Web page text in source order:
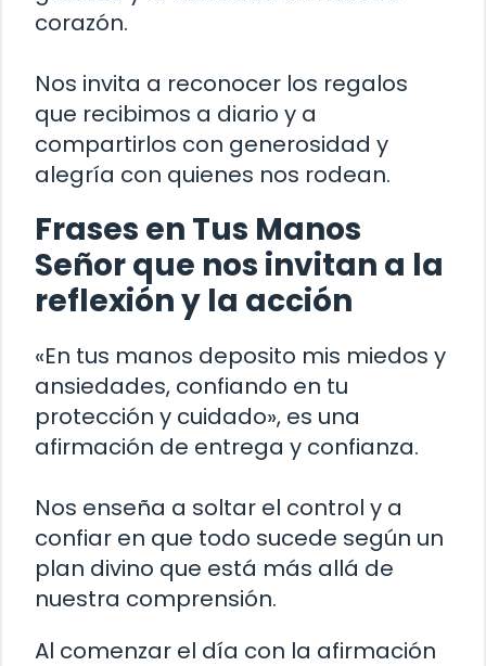
corazón.
Nos invita a reconocer los regalos
que recibimos a diario y a
compartirlos con generosidad y
alegría con quienes nos rodean.
Frases en Tus Manos
Señor que nos invitan a la
reflexión y la acción
«En tus manos deposito mis miedos y
ansiedades, confiando en tu
protección y cuidado», es una
afirmación de entrega y confianza.
Nos enseña a soltar el control y a
confiar en que todo sucede según un
plan divino que está más allá de
nuestra comprensión.
Al comenzar el día con la afirmación